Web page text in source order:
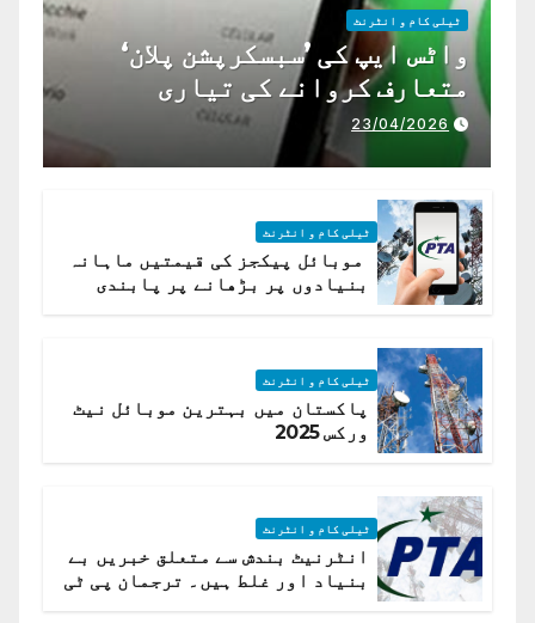
ٹیلی کام و انٹرنٹ
واٹس ایپ کی ’سبسکرپشن پلان‘
متعارف کروانے کی تیاری
23/04/2026
ٹیلی کام و انٹرنٹ
موبائل پیکجز کی قیمتیں ماہانہ
بنیادوں پر بڑھانے پر پابندی
ٹیلی کام و انٹرنٹ
پاکستان میں بہترین موبائل نیٹ
ورکس 2025
ٹیلی کام و انٹرنٹ
انٹرنیٹ بندش سے متعلق خبریں بے
بنیاد اور غلط ہیں۔ ترجمان پی ٹی